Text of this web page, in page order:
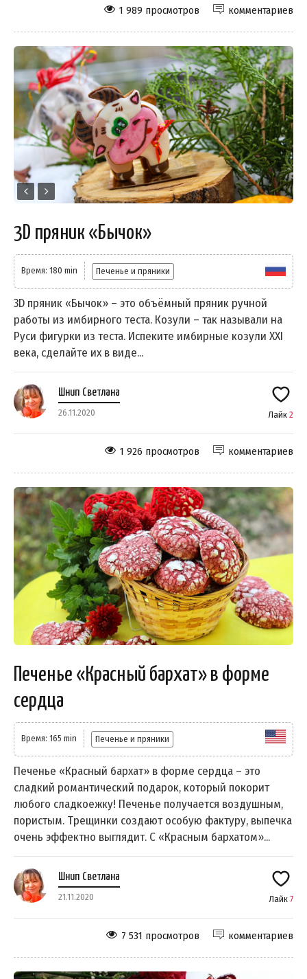
комментариев
1 989 просмотров
3D пряник «Бычок»
Время: 180 min Печенье и пряники
3D пряник «Бычок» – это объёмный пряник ручной
работы из имбирного теста. Козули – так называли на
Руси фигурки из теста. Испеките имбирные козули XXI
века, сделайте их в виде...
Шнип Светлана
26.11.2020 Лайк 2
комментариев
1 926 просмотров
Печенье «Красный бархат» в форме
сердца
Время: 165 min Печенье и пряники
Печенье «Красный бархат» в форме сердца – это
сладкий романтический подарок, который покорит
любого сладкоежку! Печенье получается воздушным,
пористым. Трещинки создают особую фактуру, выпечка
очень эффектно выглядит. С «Красным бархатом»...
Шнип Светлана
21.11.2020 Лайк 7
комментариев
7 531 просмотров